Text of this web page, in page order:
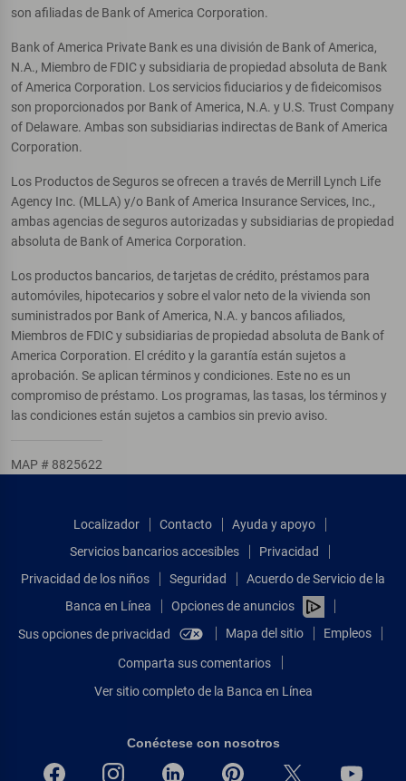
son afiliadas de Bank of America Corporation.
Bank of America Private Bank es una división de Bank of America,
N.A., Miembro de FDIC y subsidiaria de propiedad absoluta de Bank
of America Corporation. Los servicios fiduciarios y de fideicomisos
son proporcionados por Bank of America, N.A. y U.S. Trust Company
of Delaware. Ambas son subsidiarias indirectas de Bank of America
Corporation.
Los Productos de Seguros se ofrecen a través de Merrill Lynch Life
Agency Inc. (MLLA) y/o Bank of America Insurance Services, Inc.,
ambas agencias de seguros autorizadas y subsidiarias de propiedad
absoluta de Bank of America Corporation.
Los productos bancarios, de tarjetas de crédito, préstamos para
automóviles, hipotecarios y sobre el valor neto de la vivienda son
suministrados por Bank of America, N.A. y bancos afiliados,
Miembros de FDIC y subsidiarias de propiedad absoluta de Bank of
America Corporation. El crédito y la garantía están sujetos a
aprobación. Se aplican términos y condiciones. Este no es un
compromiso de préstamo. Los programas, las tasas, los términos y
las condiciones están sujetos a cambios sin previo aviso.
MAP # 8825622
Localizador Contacto
Ayuda y apoyo
Servicios bancarios accesibles
Privacidad
Privacidad de los niños
Seguridad
Acuerdo de Servicio de la
Banca en Línea
Opciones de anuncios
Sus opciones de privacidad
Mapa del sitio Empleos
Comparta sus comentarios
Ver sitio completo de la Banca en Línea
Conéctese con nosotros